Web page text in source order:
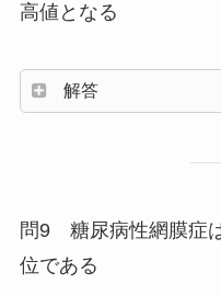
高値となる
解答
問9 糖尿病性網膜症
位である